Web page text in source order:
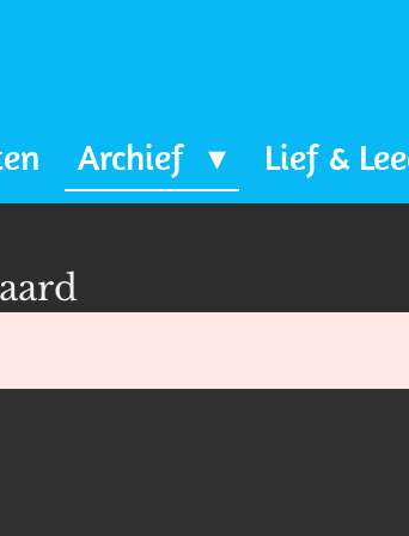
Archief Lief &